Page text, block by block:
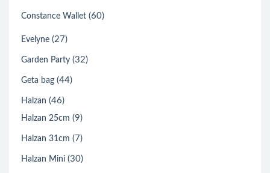
Constance Wallet (60)
Evelyne (27)
Garden Party (32)
Geta bag (44)
Halzan (46)
Halzan 25cm (9)
Halzan 31cm (7)
Halzan Mini (30)